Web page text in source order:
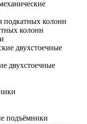
подкатных колонн
колонн
двухстоечные
двухстоечные
подъёмники